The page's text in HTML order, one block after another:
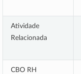
Atividade
Relacionada
CBO RH